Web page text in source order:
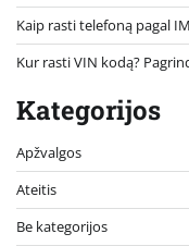
Kaip rasti telefoną pagal
Kur rasti VIN kodą?
Kategorijos
Apžvalgos
Ateitis
Be kategorijos